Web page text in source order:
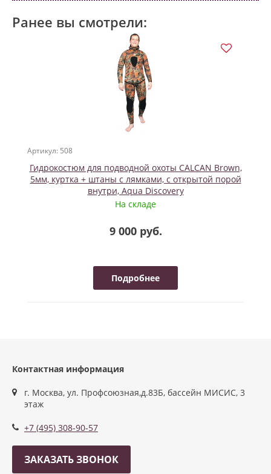
Ранее вы смотрели:
Артикул: 508
Гидрокостюм для подводной охоты CALCAN Brown,
5мм, куртка + штаны с лямками, с открытой порой
внутри, Aqua Discovery
На складе
9 000 руб.
Подробнее
Контактная информация
г. Москва, ул. Профсоюзная,д.83Б, бассейн МИСИС, 3
этаж
+7 (495) 308-90-57
ЗАКАЗАТЬ ЗВОНОК